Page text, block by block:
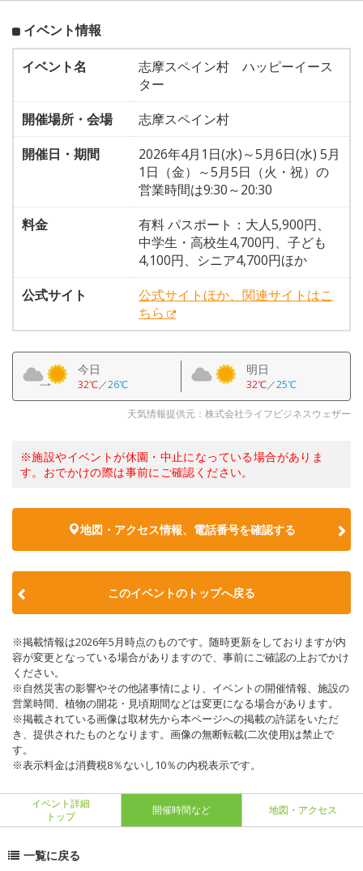
イベント情報
イベント名
志摩スペイン村 ハッピーイース
ター
開催場所・会場
志摩スペイン村
開催日・期間
2026年4月1日(水)～5月6日(水) 5月
1日（金）～5月5日（火・祝）の
営業時間は9:30～20:30
料金
有料 パスポート：大人5,900円、
中学生・高校生4,700円、子ども
4,100円、シニア4,700円ほか
公式サイト
公式サイトほか、関連サイトはこ
ちら
今日
32℃／26℃
明日
32℃／25℃
天気情報提供元：株式会社ライフビジネスウェザー
※施設やイベントが休園・中止になっている場合がありま
す。おでかけの際は事前にご確認ください。
地図・アクセス情報、電話番号を確認する
このイベントのトップへ戻る
※掲載情報は2026年5月時点のものです。随時更新をしておりますが内
容が変更となっている場合がありますので、事前にご確認の上おでかけ
ください。
※自然災害の影響やその他諸事情により、イベントの開催情報、施設の
営業時間、植物の開花・見頃期間などは変更になる場合があります。
※掲載されている画像は取材先から本ページへの掲載の許諾をいただ
き、提供されたものとなります。画像の無断転載(二次使用)は禁止で
す。
※表示料金は消費税8％ないし10％の内税表示です。
イベント詳細
トップ
開催時間など 地図・アクセス
一覧に戻る